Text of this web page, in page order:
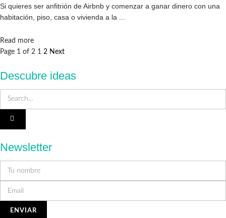
Si quieres ser anfitrión de Airbnb y comenzar a ganar dinero con una
habitación, piso, casa o vivienda a la ...
Read moreDetails
Page 1 of 2 1 2 Next
Descubre ideas
Newsletter